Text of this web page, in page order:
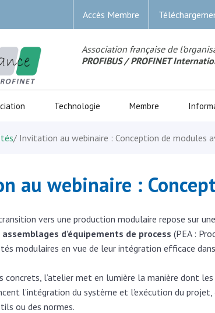
Accès Membre
Association française de
PROFIBUS / PROFINET
Technologie Membre
/ Invitation au webinaire : Conception de modules
au webinaire :
vers une production modulaire repose sur
assemblages d’équipements de process (PEA :
modulaires en vue de leur intégration efficace dans
concrets, l’atelier met en lumière la manière dont les
l’intégration du système et l’exécution du
ou des normes.